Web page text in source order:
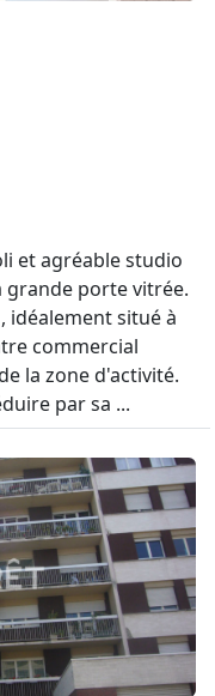
et agréable studio
grande porte vitrée.
idéalement situé à
commercial
la zone d'activité.
par sa ...